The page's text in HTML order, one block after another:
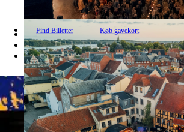
Find Billetter Køb gavekort